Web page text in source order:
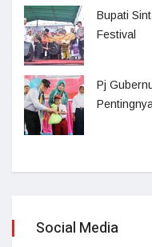
Bupati
Festival
Pj
Social Media